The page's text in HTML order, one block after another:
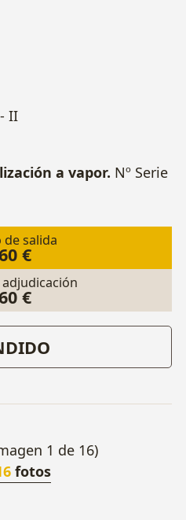
II
a vapor. Nº Serie
de salida
€
€
fotos